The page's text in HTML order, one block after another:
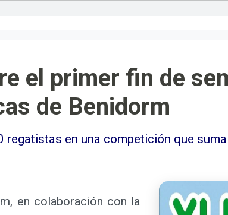
el primer fin de
de Benidorm
en una competición que
en colaboración con la